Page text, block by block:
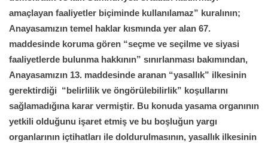
amaçlayan faaliyetler biçiminde kullanılamaz” kuralının;
Anayasamızın temel haklar kısmında yer alan 67.
maddesinde koruma gören “seçme ve seçilme ve siyasi
faaliyetlerde bulunma hakkının” sınırlanması bakımından,
Anayasamızın 13. maddesinde aranan “yasallık” ilkesinin
gerektirdiği “belirlilik ve öngörülebilirlik” koşullarını
sağlamadığına karar vermiştir. Bu konuda yasama organının
yetkili olduğunu işaret etmiş ve bu boşluğun yargı
organlarının içtihatları ile doldurulmasının, yasallık ilkesinin